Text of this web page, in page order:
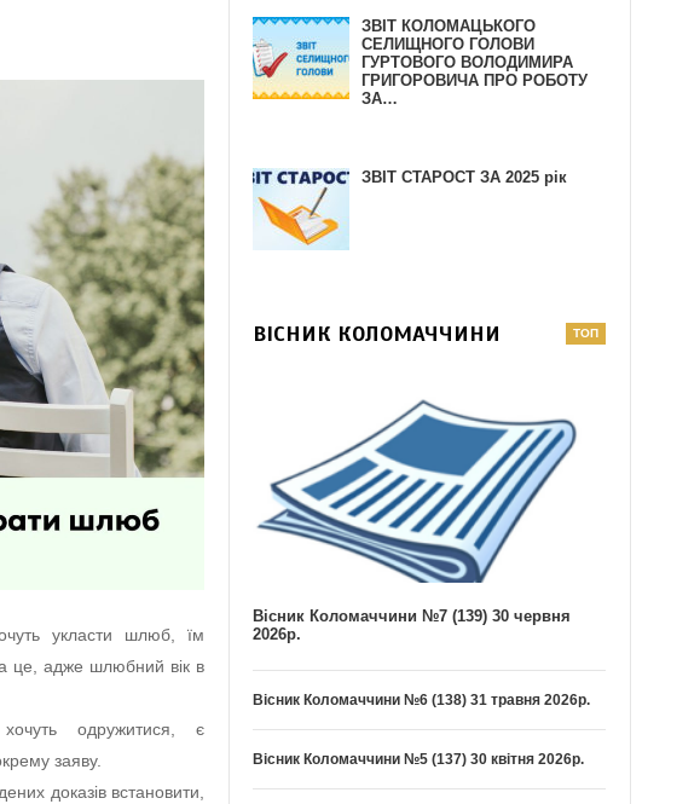
укласти шлюб, їм
це, адже шлюбний вік в
одружитися, є
заяву.
доказів встановити,
ЗВІТ КОЛОМАЦЬКОГО
СЕЛИЩНОГО ГОЛОВИ
ГУРТОВОГО ВОЛОДИМИРА
ГРИГОРОВИЧА ПРО РОБОТУ
ЗА…
ЗВІТ СТАРОСТ ЗА 2025 рік
ВІСНИК КОЛОМАЧЧИНИ
Вісник Коломаччини №7 (139) 30 червня
2026р.
Вісник Коломаччини №6 (138) 31 травня 2026р.
Вісник Коломаччини №5 (137) 30 квітня 2026р.